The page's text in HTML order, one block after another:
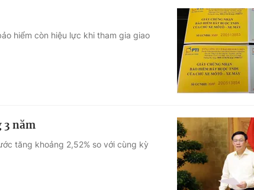
hiểm còn hiệu lực khi tham gia giao
3 năm
tăng khoảng 2,52% so với cùng kỳ